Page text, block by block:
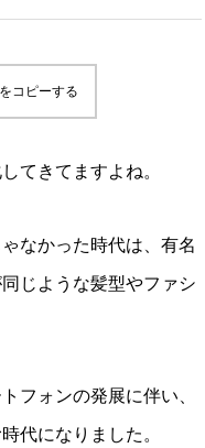
コピーする
てきてますよね。
なかった時代は、有名
じような髪型やファシ
フォンの発展に伴い、
代になりました。